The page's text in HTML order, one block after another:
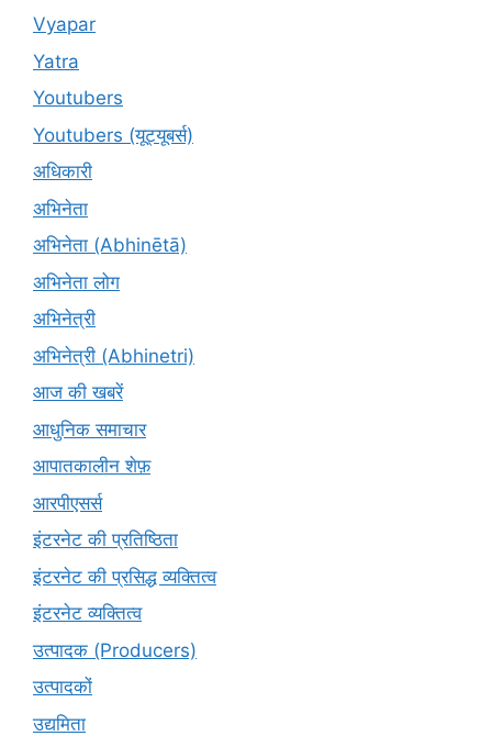
Vyapar
Yatra
Youtubers
Youtubers (यूट्यूबर्स)
अधिकारी
अभिनेता
अभिनेता (Abhinētā)
अभिनेता लोग
अभिनेत्री
अभिनेत्री (Abhinetri)
आज की खबरें
आधुनिक समाचार
आपातकालीन शेफ़
आरपीएसर्स
इंटरनेट की प्रतिष्ठिता
इंटरनेट की प्रसिद्ध व्यक्तित्व
इंटरनेट व्यक्तित्व
उत्पादक (Producers)
उत्पादकों
उद्यमिता